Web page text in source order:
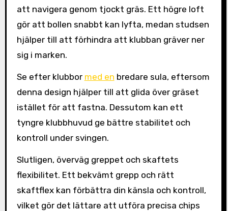
att navigera genom tjockt gräs. Ett högre loft
gör att bollen snabbt kan lyfta, medan studsen
hjälper till att förhindra att klubban gräver ner
sig i marken.
Se efter klubbor med en bredare sula, eftersom
denna design hjälper till att glida över gräset
istället för att fastna. Dessutom kan ett
tyngre klubbhuvud ge bättre stabilitet och
kontroll under svingen.
Slutligen, överväg greppet och skaftets
flexibilitet. Ett bekvämt grepp och rätt
skaftflex kan förbättra din känsla och kontroll,
vilket gör det lättare att utföra precisa chips